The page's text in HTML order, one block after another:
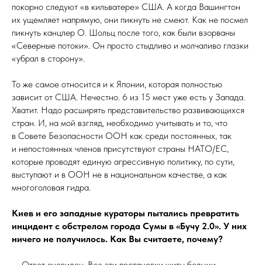
покорно следуют «в кильватере» США. А когда Вашингтон
их ущемляет напрямую, они пикнуть не смеют. Как не посмел
пикнуть канцлер О. Шольц после того, как были взорваны
«Северные потоки». Он просто стыдливо и молчаливо глазки
«убрал в сторону».
То же самое относится и к Японии, которая полностью
зависит от США. Нечестно. 6 из 15 мест уже есть у Запада.
Хватит. Надо расширять представительство развивающихся
стран. И, на мой взгляд, необходимо учитывать и то, что
в Совете Безопасности ООН как среди постоянных, так
и непостоянных членов присутствуют страны НАТО/ЕС,
которые проводят единую агрессивную политику, по сути,
выступают и в ООН не в национальном качестве, а как
многоголовая гидра.
Киев и его западные кураторы пытались превратить
инцидент с обстрелом города Сумы в «Бучу 2.0». У них
ничего не получилось. Как Вы считаете, почему?